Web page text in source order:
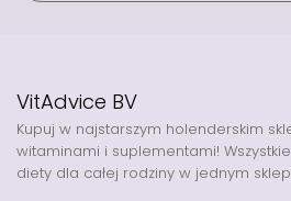
VitAdvice BV
Kupuj w najstarszym holenderskim
witaminami i suplementami!
diety dla całej rodziny w jednym